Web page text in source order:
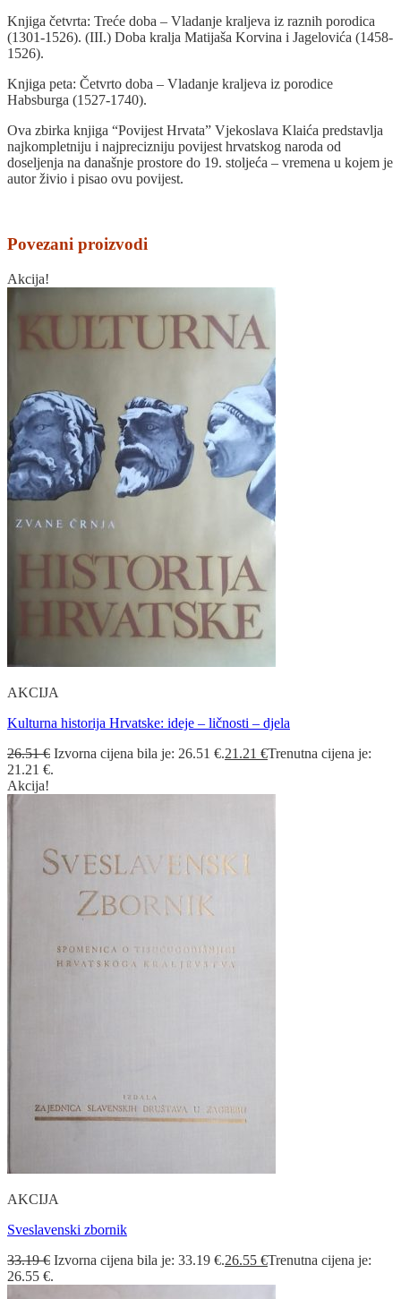
Knjiga četvrta: Treće doba – Vladanje kraljeva iz raznih porodica
(1301-1526). (III.) Doba kralja Matijaša Korvina i Jagelovića (1458-
1526).
Knjiga peta: Četvrto doba – Vladanje kraljeva iz porodice
Habsburga (1527-1740).
Ova zbirka knjiga “Povijest Hrvata” Vjekoslava Klaića predstavlja
najkompletniju i najprecizniju povijest hrvatskog naroda od
doseljenja na današnje prostore do 19. stoljeća – vremena u kojem je
autor živio i pisao ovu povijest.
Povezani proizvodi
Akcija!
AKCIJA
Kulturna historija Hrvatske: ideje – ličnosti – djela
26.51€ Izvorna cijena bila je: 26.51 €.21.21 €Trenutna cijena je:
21.21 €.
Akcija!
AKCIJA
Sveslavenski zbornik
33.19€ Izvorna cijena bila je: 33.19 €.26.55 €Trenutna cijena je:
26.55 €.